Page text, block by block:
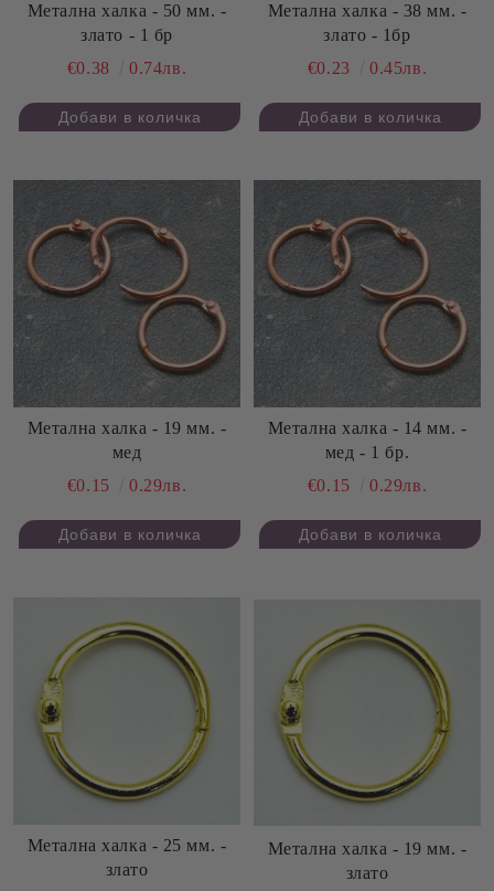
Метална халка - 50 мм. -
злато - 1 бр
€0.38
0.74лв.
Метална халка - 38 мм. -
злато - 1бр
€0.23
0.45лв.
Метална халка - 19 мм. -
мед
€0.15
0.29лв.
Метална халка - 14 мм. -
мед - 1 бр.
€0.15
0.29лв.
Метална халка - 25 мм. -
злато
Метална халка - 19 мм. -
злато